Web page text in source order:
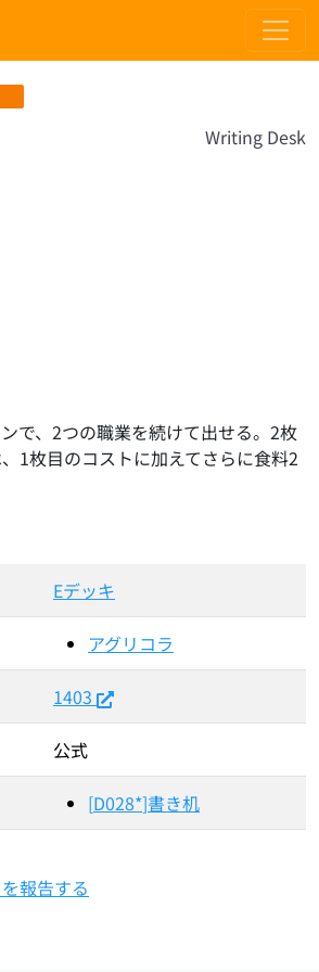
Writing Desk
ンで、2つの職業を続けて出せる。2枚
1枚目のコストに加えてさらに食料2
Eデッキ
アグリコラ
1403
公式
[D028*]書き机
報告する